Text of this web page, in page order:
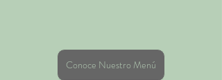
Conoce Nuestro Menú